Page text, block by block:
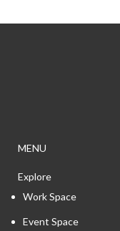
MENU
Explore
Work Space
Event Space